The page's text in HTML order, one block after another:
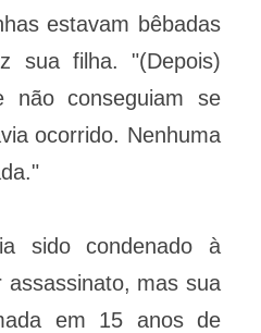
estavam bêbadas
sua filha. "(Depois)
não conseguiam se
ocorrido. Nenhuma
sido condenado à
mas sua
em 15 anos de